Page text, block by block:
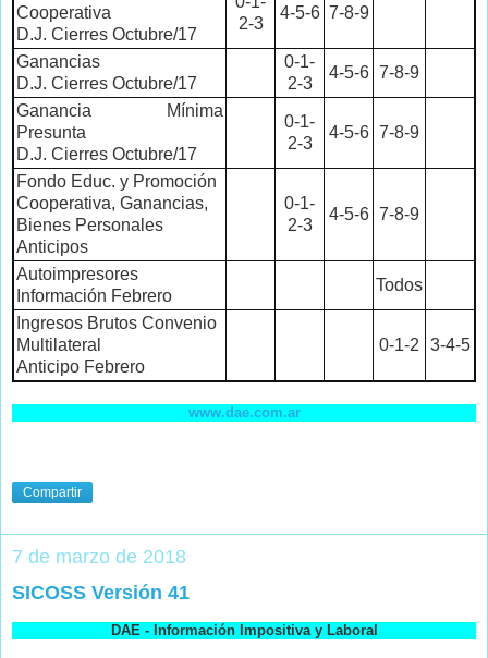
Cooperativa
D.J. Cierres Octubre/17
2-3
4-5-6 7-8-9
Ganancias
D.J. Cierres Octubre/17
0-1-
2-3
4-5-6 7-8-9
Ganancia Mínima
Presunta
D.J. Cierres Octubre/17
0-1-
2-3
4-5-6 7-8-9
Fondo Educ. y Promoción
Cooperativa, Ganancias,
Bienes Personales
Anticipos
0-1-
2-3
4-5-6 7-8-9
Autoimpresores
Información Febrero
Todos
Ingresos Brutos Convenio
Multilateral
Anticipo Febrero
0-1-2 3-4-5
www.dae.com.ar
Compartir
7 de marzo de 2018
SICOSS Versión 41
DAE - Información Impositiva y Laboral